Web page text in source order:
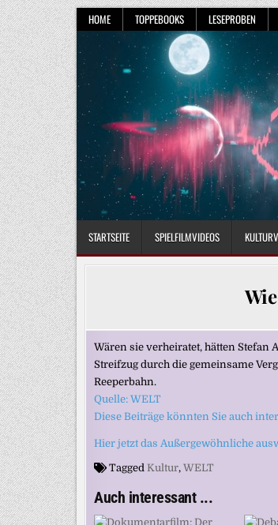
Skip
to
content
HOME TOPPEBOOKS LESEPROBEN
STARTSEITE SPIELFILMVIDEOS
Wären sie verheiratet, hätten Stefan
Streifzug durch die gemeinsame
Reeperbahn.
Quelle: WELT
Diese Beiträge könnten Sie auch
Hier jetzt das Außergewöhnliche
Tagged Kultur, WELT
Auch interessant ...